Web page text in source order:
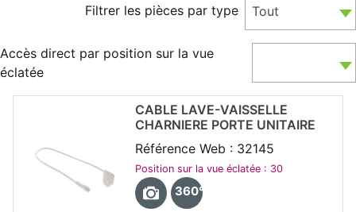
Filtrer les pièces par type Tout
Accès direct par position sur la vue
éclatée
CABLE LAVE-VAISSELLE
CHARNIERE PORTE UNITAIRE
Référence Web : 32145
Position sur la vue éclatée : 30
360°